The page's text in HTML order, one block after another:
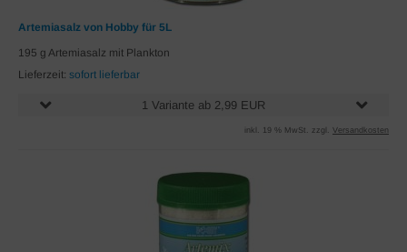
Artemiasalz von Hobby für 5L
195 g Artemiasalz mit Plankton
Lieferzeit: sofort lieferbar
1 Variante ab 2,99 EUR
inkl. 19 % MwSt. zzgl. Versandkosten